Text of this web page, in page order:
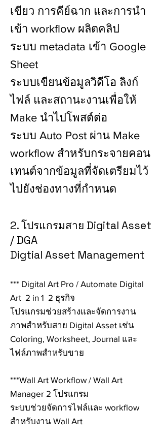
เขียว การคีย์ฉาก และการนำ
เข้า workflow ผลิตคลิป
ระบบ metadata เข้า Google
Sheet
ระบบเขียนข้อมูลวิดีโอ ลิงก์
ไฟล์ และสถานะงานเพื่อให้
Make นำไปโพสต์ต่อ
ระบบ Auto Post ผ่าน Make
workflow สำหรับกระจายคอน
เทนต์จากข้อมูลที่จัดเตรียมไว้
ไปยังช่องทางที่กำหนด
2. โปรแกรมสาย Digital Asset
/ DGA
Digtial Asset Management
*** Digital Art Pro / Automate Digital
Art 2 in 1 2 ธุรกิจ
โปรแกรมช่วยสร้างและจัดการงาน
ภาพสำหรับสาย Digital Asset เช่น
Coloring, Worksheet, Journal และ
ไฟล์ภาพสำหรับขาย
***Wall Art Workflow / Wall Art
Manager 2 โปรแกรม
ระบบช่วยจัดการไฟล์และ workflow
สำหรับงาน Wall Art